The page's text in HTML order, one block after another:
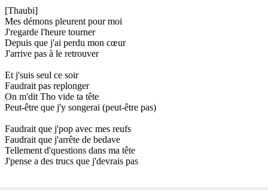
[Thaubi]
Mes démons pleurent pour moi
J'regarde l'heure tourner
Depuis que j'ai perdu mon cœur
J'arrive pas à le retrouver
Et j'suis seul ce soir
Faudrait pas replonger
On m'dit Tho vide ta tête
Peut-être que j'y songerai (peut-être pas)
Faudrait que j'pop avec mes reufs
Faudrait que j'arrête de bedave
Tellement d'questions dans ma tête
J'pense a des trucs que j'devrais pas